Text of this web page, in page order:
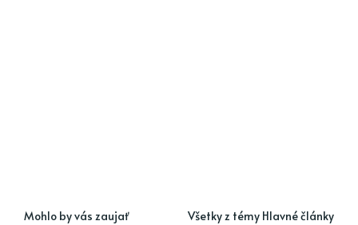
Mohlo by vás zaujať Všetky z témy Hlavné články